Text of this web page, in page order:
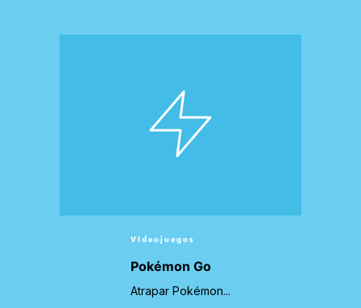
Videojuegos
Pokémon Go
Atrapar Pokémon...